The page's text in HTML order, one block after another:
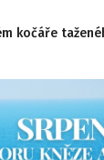
kočáře